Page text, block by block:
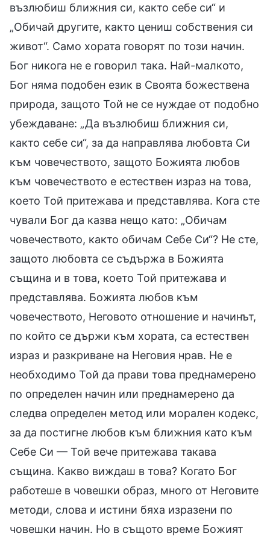
възлюбиш ближния си, както себе си“ и
„Обичай другите, както цениш собствения си
живот“. Само хората говорят по този начин.
Бог никога не е говорил така. Най-малкото,
Бог няма подобен език в Своята божествена
природа, защото Той не се нуждае от подобно
убеждаване: „Да възлюбиш ближния си,
както себе си“, за да направлява любовта Си
към човечеството, защото Божията любов
към човечеството е естествен израз на това,
което Той притежава и представлява. Кога сте
чували Бог да казва нещо като: „Обичам
човечеството, както обичам Себе Си“? Не сте,
защото любовта се съдържа в Божията
същина и в това, което Той притежава и
представлява. Божията любов към
човечеството, Неговото отношение и начинът,
по който се държи към хората, са естествен
израз и разкриване на Неговия нрав. Не е
необходимо Той да прави това преднамерено
по определен начин или преднамерено да
следва определен метод или морален кодекс,
за да постигне любов към ближния като към
Себе Си — Той вече притежава такава
същина. Какво виждаш в това? Когато Бог
работеше в човешки образ, много от Неговите
методи, слова и истини бяха изразени по
човешки начин. Но в същото време Божият